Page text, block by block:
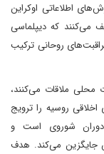
اطلاعاتی اوکراین
می‌کنند که دیپلماسی
روحانی ترکیب
محلی ملاقات می‌کنند،
روسیه را ترویج
دوران شوروی است و
جایگزین می‌کند. هدف